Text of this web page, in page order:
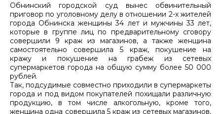
Обнинский городской суд вынес обвинительный
приговор по уголовному делу в отношении 2-х жителей
города Обнинска женщины 34 лет и мужчины 33 лет,
которые в группе лиц по предварительному сговору
совершили 9 краж из магазинов, а также женщина
самостоятельно совершила 5 краж, покушение на
кражу и покушение на грабеж из сетевых
супермаркетов города на общую сумму более 50 000
рублей.
Так, подсудимые совместно приходили в супермаркеты
города и под видом покупателей похищали различную
продукцию, в том числе алкогольную, кроме того,
женщина одна совершила 5 краж из сетевых магазинов,